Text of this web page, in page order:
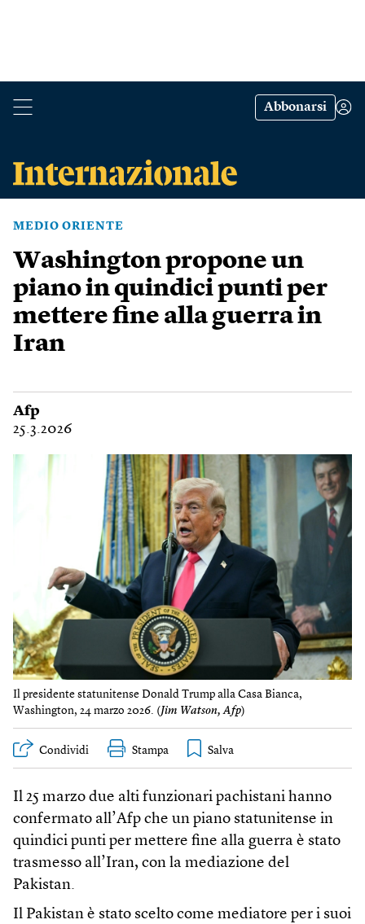
Abbonarsi
MEDIO ORIENTE
Washington propone un
piano in quindici punti per
mettere fine alla guerra in
Iran
Afp
25.3.2026
Il presidente statunitense Donald Trump alla Casa Bianca,
Washington, 24 marzo 2026. (Jim Watson, Afp)
Condividi Stampa
Il 25 marzo due alti funzionari pachistani hanno
confermato all’Afp che un piano statunitense in
quindici punti per mettere fine alla guerra è stato
trasmesso all’Iran, con la mediazione del
Pakistan.
Il Pakistan è stato scelto come mediatore per i suoi